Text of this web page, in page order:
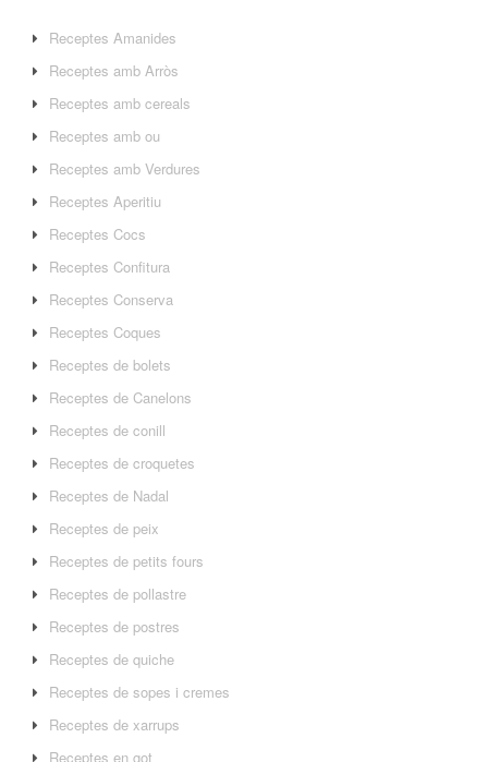
Receptes Amanides
Receptes amb Arròs
Receptes amb cereals
Receptes amb ou
Receptes amb Verdures
Receptes Aperitiu
Receptes Cocs
Receptes Confitura
Receptes Conserva
Receptes Coques
Receptes de bolets
Receptes de Canelons
Receptes de conill
Receptes de croquetes
Receptes de Nadal
Receptes de peix
Receptes de petits fours
Receptes de pollastre
Receptes de postres
Receptes de quiche
Receptes de sopes i cremes
Receptes de xarrups
Receptes en got